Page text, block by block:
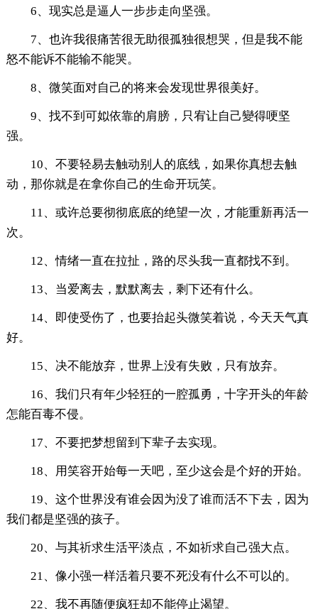
6、现实总是逼人一步步走向坚强。
7、也许我很痛苦很无助很孤独很想哭，但是我不能
怒不能诉不能输不能哭。
8、微笑面对自己的将来会发现世界很美好。
9、找不到可姒依靠的肩膀，只宥让自己變得哽坚
强。
10、不要轻易去触动别人的底线，如果你真想去触
动，那你就是在拿你自己的生命开玩笑。
11、或许总要彻彻底底的绝望一次，才能重新再活一
次。
12、情绪一直在拉扯，路的尽头我一直都找不到。
13、当爱离去，默默离去，剩下还有什么。
14、即使受伤了，也要抬起头微笑着说，今天天气真
好。
15、决不能放弃，世界上没有失败，只有放弃。
16、我们只有年少轻狂的一腔孤勇，十字开头的年龄
怎能百毒不侵。
17、不要把梦想留到下辈子去实现。
18、用笑容开始每一天吧，至少这会是个好的开始。
19、这个世界没有谁会因为没了谁而活不下去，因为
我们都是坚强的孩子。
20、与其祈求生活平淡点，不如祈求自己强大点。
21、像小强一样活着只要不死没有什么不可以的。
22、我不再随便疯狂却不能停止渴望。